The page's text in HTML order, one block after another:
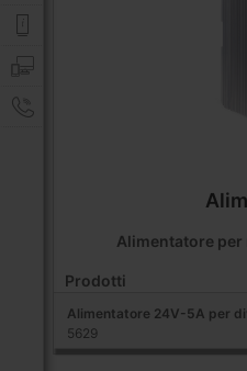
Alimentatore per
Prodotti
Alimentatore 24V-5A per
5629